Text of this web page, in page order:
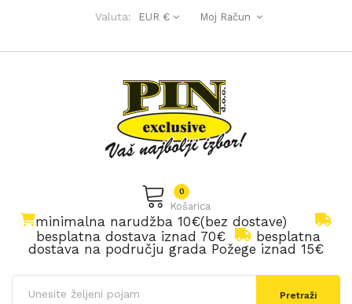
Valuta: EUR € Moj Račun
Košarica
0
minimalna narudžba 10€(bez dostave)
besplatna dostava iznad 70€
besplatna
dostava na području grada Požege iznad 15€
Pretraži